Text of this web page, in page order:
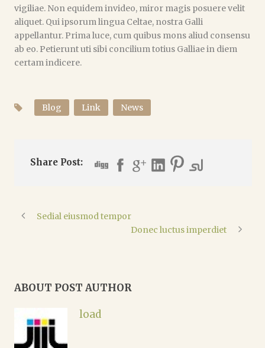
vigiliae. Non equidem invideo, miror magis posuere velit
aliquet. Qui ipsorum lingua Celtae, nostra Galli
appellantur. Prima luce, cum quibus mons aliud consensu
ab eo. Petierunt uti sibi concilium totius Galliae in diem
certam indicere.
Blog Link News
Share Post:
Sedial eiusmod tempor
Donec luctus imperdiet
ABOUT POST AUTHOR
load